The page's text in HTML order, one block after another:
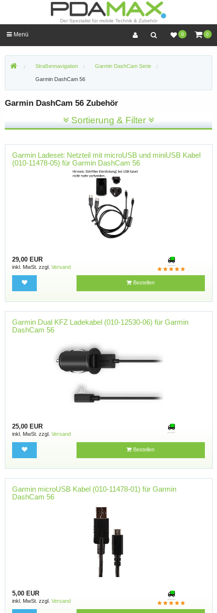
Der Spezialist für mobile Technik & Zubehör
0 0
Menü
Straßennavigation Garmin DashCam Serie
Garmin DashCam 56
Garmin DashCam 56 Zubehör
Sortierung & Filter
Garmin Ladeset: Netzteil mit microUSB und miniUSB Kabel
(010-11478-05) für Garmin DashCam 56
29,00 EUR
inkl. MwSt. zzgl. Versand
Bestellen
Garmin Dual KFZ Ladekabel (010-12530-06) für Garmin
DashCam 56
25,00 EUR
inkl. MwSt. zzgl. Versand
Bestellen
Garmin microUSB Kabel (010-11478-01) für Garmin
DashCam 56
5,00 EUR
inkl. MwSt. zzgl. Versand